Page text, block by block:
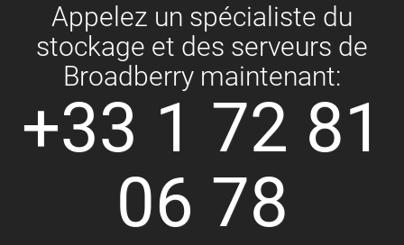
Appelez un spécialiste du
stockage et des serveurs de
Broadberry maintenant:
+33 1 72 81
06 78